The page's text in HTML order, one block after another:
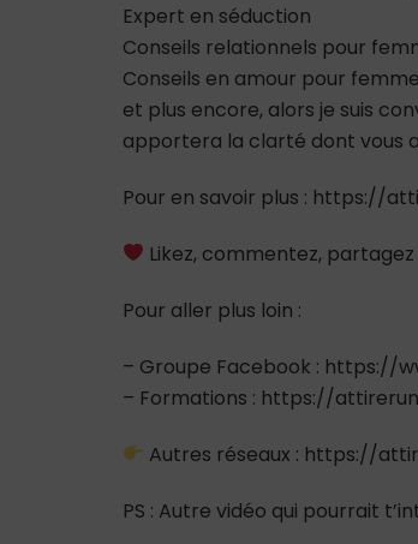
Expert en séduction
Conseils relationnels pour
Conseils en amour pour
et plus encore, alors je suis
apportera la clarté dont vous
Pour en savoir plus : https://
Likez, commentez,
Pour aller plus loin :
– Groupe Facebook : https://
– Formations : https://
Autres réseaux : https://
PS : Autre vidéo qui pourrait